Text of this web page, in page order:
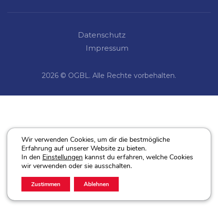
Datenschutz
Impressum
2026 © OGBL. Alle Rechte vorbehalten.
Wir verwenden Cookies, um dir die bestmögliche
Erfahrung auf unserer Website zu bieten.
In den Einstellungen kannst du erfahren, welche Cookies
wir verwenden oder sie ausschalten.
Zustimmen Ablehnen